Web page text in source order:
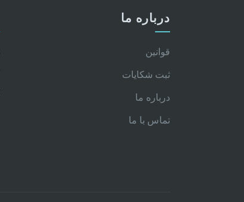
درباره ما
قوانین
ثبت شکایات
درباره ما
تماس با ما